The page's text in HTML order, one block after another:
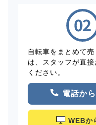
自転車をまとめて
は、スタッフが直
ください。
電話か
WEBか